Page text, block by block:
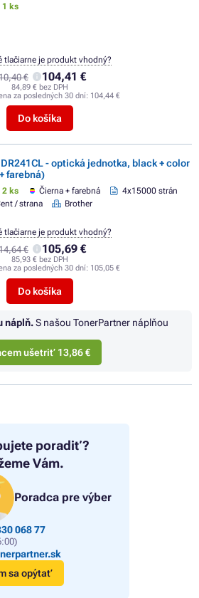
poradiť?
Vám.
Poradca pre výber
068 77
sa opýtať
1 ks
€ 104,41 €
84,89 € bez DPH
za posledných 30 dní: 104,44 €
Do košíka
tlačiarne je produkt vhodný?
- optická jednotka, black + color
farebná)
2 ks Čierna + farebná
4x15000 strán
/ strana
Brother
€ 105,69 €
85,93 € bez DPH
za posledných 30 dní: 105,05 €
Do košíka
tlačiarne je produkt vhodný?
náplň.S našou TonerPartner náplňou
ušetriť 13,86 €